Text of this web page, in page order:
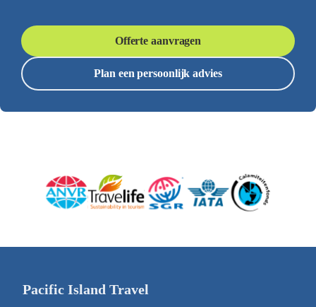
Offerte aanvragen
Plan een persoonlijk advies
Pacific Island Travel